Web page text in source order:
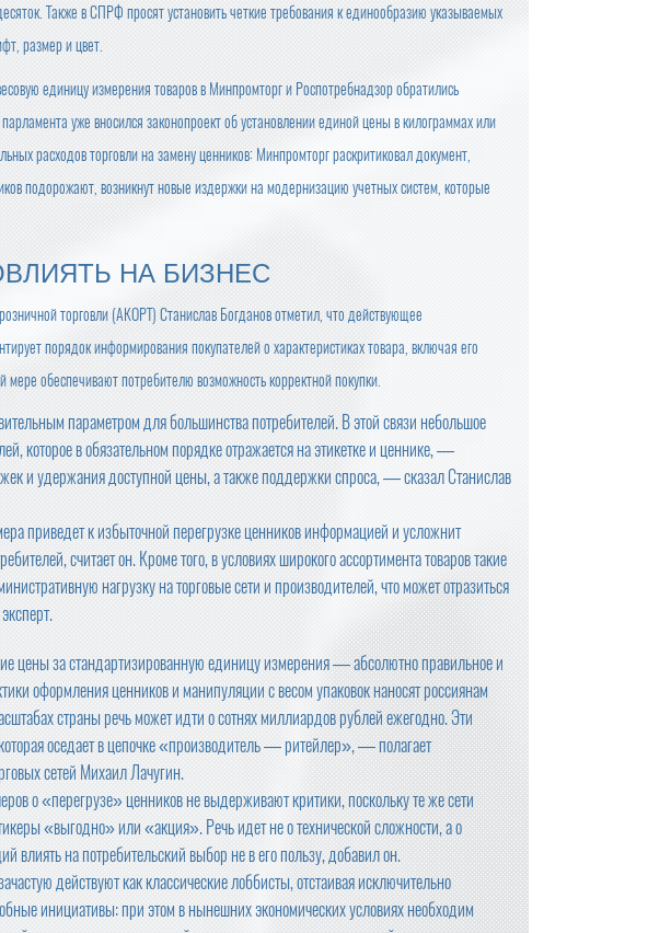
Также в СПРФ просят установить четкие требования к единообразию указываемых
размер и цвет.
единицу измерения товаров в Минпромторг и Роспотребнадзор обратились
уже вносился законопроект об установлении единой цены в килограммах или
расходов торговли на замену ценников: Минпромторг раскритиковал документ,
подорожают, возникнут новые издержки на модернизацию учетных систем, которые
НА БИЗНЕС
торговли (АКОРТ) Станислав Богданов отметил, что действующее
порядок информирования покупателей о характеристиках товара, включая его
обеспечивают потребителю возможность корректной покупки.
параметром для большинства потребителей. В этой связи небольшое
которое в обязательном порядке отражается на этикетке и ценнике, —
и удержания доступной цены, а также поддержки спроса, — сказал Станислав
приведет к избыточной перегрузке ценников информацией и усложнит
считает он. Кроме того, в условиях широкого ассортимента товаров такие
нагрузку на торговые сети и производителей, что может отразиться
цены за стандартизированную единицу измерения — абсолютно правильное и
оформления ценников и манипуляции с весом упаковок наносят россиянам
страны речь может идти о сотнях миллиардов рублей ежегодно. Эти
оседает в цепочке «производитель — ритейлер», — полагает
сетей Михаил Лачугин.
о «перегрузе» ценников не выдерживают критики, поскольку те же сети
«выгодно» или «акция». Речь идет не о технической сложности, а о
влиять на потребительский выбор не в его пользу, добавил он.
действуют как классические лоббисты, отстаивая исключительно
инициативы: при этом в нынешних экономических условиях необходим